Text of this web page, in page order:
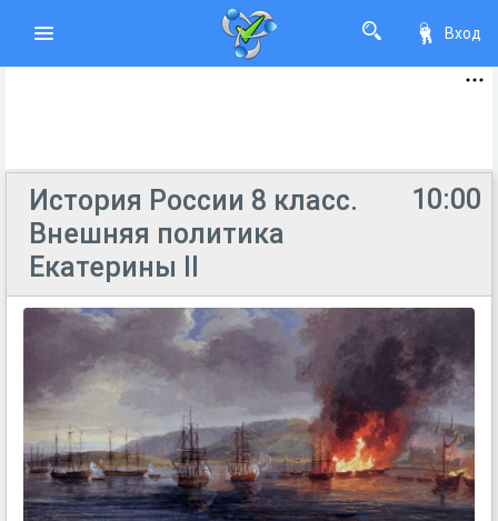
Вход
10:00
История России 8 класс.
Внешняя политика
Екатерины II